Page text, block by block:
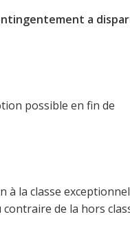
a
possible en fin de
à la classe
de la hors